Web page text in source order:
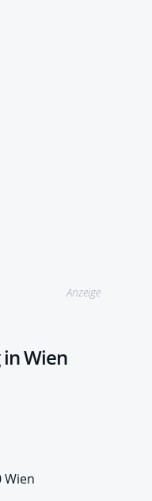
Anzeige
Wien
Wien